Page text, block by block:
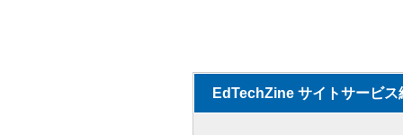
EdTechZine サイトサービス